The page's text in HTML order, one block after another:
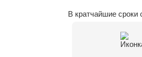
В кратчайшие